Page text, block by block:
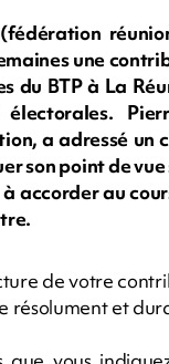
(fédération
une
du BTP à La
électorales.
a adressé un
son point de
accorder au
de votre
résolument et